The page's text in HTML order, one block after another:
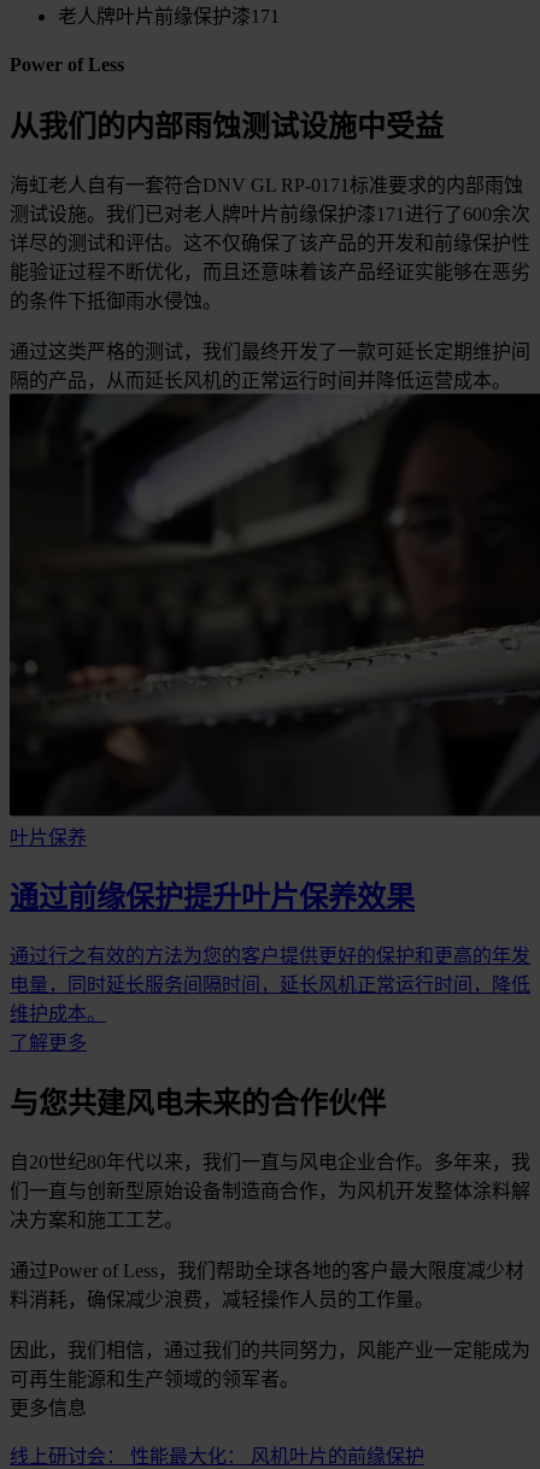
老人牌叶片前缘保护漆171
Power of Less
从我们的内部雨蚀测试设施中受益
海虹老人自有一套符合DNV GL RP-0171标准要求的内部雨蚀
测试设施。我们已对老人牌叶片前缘保护漆171进行了600余次
详尽的测试和评估。这不仅确保了该产品的开发和前缘保护性
能验证过程不断优化，而且还意味着该产品经证实能够在恶劣
的条件下抵御雨水侵蚀。
通过这类严格的测试，我们最终开发了一款可延长定期维护间
隔的产品，从而延长风机的正常运行时间并降低运营成本。
叶片保养
通过前缘保护提升叶片保养效果
通过行之有效的方法为您的客户提供更好的保护和更高的年发
电量，同时延长服务间隔时间，延长风机正常运行时间，降低
维护成本。
了解更多
与您共建风电未来的合作伙伴
自20世纪80年代以来，我们一直与风电企业合作。多年来，我
们一直与创新型原始设备制造商合作，为风机开发整体涂料解
决方案和施工工艺。
通过Power of Less，我们帮助全球各地的客户最大限度减少材
料消耗，确保减少浪费，减轻操作人员的工作量。
因此，我们相信，通过我们的共同努力，风能产业一定能成为
可再生能源和生产领域的领军者。
更多信息
线上研讨会： 性能最大化： 风机叶片的前缘保护